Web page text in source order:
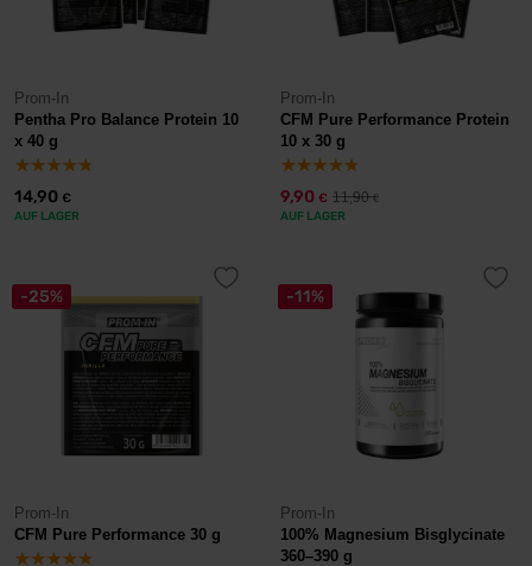
Prom-In
Pentha Pro Balance Protein 10
x 40 g
14,90 €
AUF LAGER
Prom-In
CFM Pure Performance Protein
10 x 30 g
9,90 € 11,90€
AUF LAGER
-25%
Prom-In
CFM Pure Performance 30 g
-11%
Prom-In
100% Magnesium Bisglycinate
360–390 g